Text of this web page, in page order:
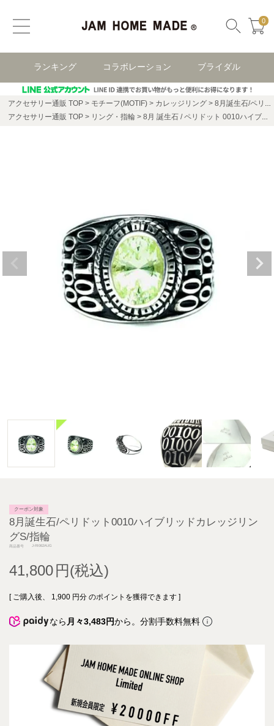
0
ランキング コラボレーション ブライダル
アクセサリー通販 TOP モチーフ(MOTIF) カレッジリング
8月誕生石/ペリドット0010ハイブリッドカレッジリングS/指輪
アクセサリー通販 TOP
リング・指輪 8月 誕生石 / ペリドット 0010ハイブリッド カレッジリング S / 指輪
クーポン対象
8月誕生石/ペリドット0010ハイブリッドカレッジリン
グS/指輪
商品番号 J-RI062AUG
41,800
[ ご購入後、 1,900 円分 のポイントを獲得できます ]
なら 月々3,483円から。分割手数料無料